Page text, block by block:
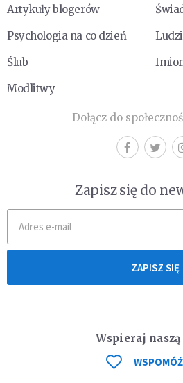
Artykuły blogerów
Psychologia na co dzień
Ślub
Modlitwy
Dołącz do
Zapisz się do
ZAPISZ SIĘ
Wspieraj